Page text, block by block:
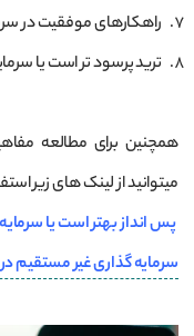
راهکارهای موفقیت در
ترید پرسود تر است یا
همچنین برای مطالعه
میتوانید از لینک های زیر
پس انداز بهتر است یا
سرمایه گذاری غیر